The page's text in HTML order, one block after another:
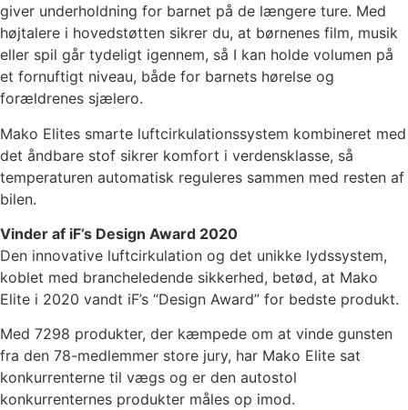
giver underholdning for barnet på de længere ture. Med
højtalere i hovedstøtten sikrer du, at børnenes film, musik
eller spil går tydeligt igennem, så I kan holde volumen på
et fornuftigt niveau, både for barnets hørelse og
forældrenes sjælero.
Mako Elites smarte luftcirkulationssystem kombineret med
det åndbare stof sikrer komfort i verdensklasse, så
temperaturen automatisk reguleres sammen med resten af
bilen.
Vinder af iF’s Design Award 2020
Den innovative luftcirkulation og det unikke lydssystem,
koblet med brancheledende sikkerhed, betød, at Mako
Elite i 2020 vandt iF’s “Design Award” for bedste produkt.
Med 7298 produkter, der kæmpede om at vinde gunsten
fra den 78-medlemmer store jury, har Mako Elite sat
konkurrenterne til vægs og er den autostol
konkurrenternes produkter måles op imod.